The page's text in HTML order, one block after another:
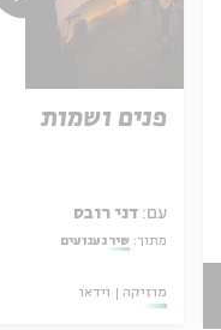
פנים ושמות
עם: דני רובס
מתוך: שיר געגועים
מוזיקה וידאו